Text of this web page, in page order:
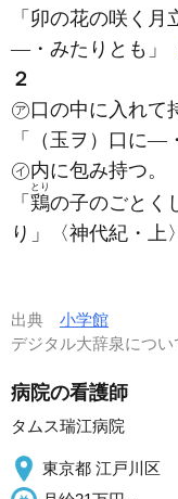
「卯の花の咲く
―・みたりとも」
２
㋐口の中に入れて
「（玉ヲ）口に―
㋑内に包み持つ。
「 鶏
とり
の子のごとく
り」〈神代紀・上〉
出典 小学館
デジタル大辞泉につ
病院の看護師
タムス瑞江病院
東京都 江戸川区